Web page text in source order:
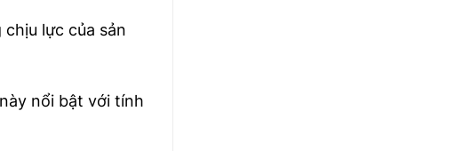
lực của sản
nổi bật với tính